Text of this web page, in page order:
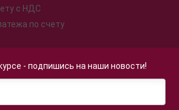
- подпишись на наши новости!